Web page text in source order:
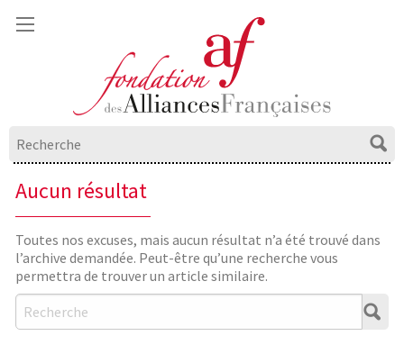
Aucun résultat
Toutes nos excuses, mais aucun résultat n’a été trouvé dans
l’archive demandée. Peut-être qu’une recherche vous
permettra de trouver un article similaire.